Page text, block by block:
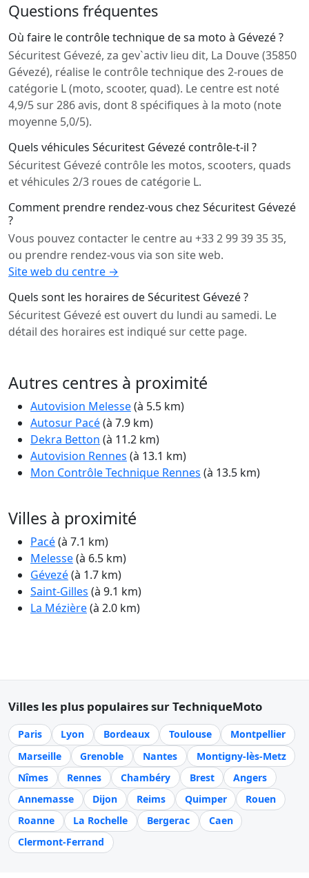
Questions fréquentes
Où faire le contrôle technique de sa moto à Gévezé ?
Sécuritest Gévezé, za gev`activ lieu dit, La Douve (35850
Gévezé), réalise le contrôle technique des 2-roues de
catégorie L (moto, scooter, quad). Le centre est noté
4,9/5 sur 286 avis, dont 8 spécifiques à la moto (note
moyenne 5,0/5).
Quels véhicules Sécuritest Gévezé contrôle-t-il ?
Sécuritest Gévezé contrôle les motos, scooters, quads
et véhicules 2/3 roues de catégorie L.
Comment prendre rendez-vous chez Sécuritest Gévezé
?
Vous pouvez contacter le centre au +33 2 99 39 35 35,
ou prendre rendez-vous via son site web.
Site web du centre →
Quels sont les horaires de Sécuritest Gévezé ?
Sécuritest Gévezé est ouvert du lundi au samedi. Le
détail des horaires est indiqué sur cette page.
Autres centres à proximité
Autovision Melesse(à 5.5 km)
Autosur Pacé(à 7.9 km)
Dekra Betton (à 11.2 km)
Autovision Rennes (à 13.1 km)
Mon Contrôle Technique Rennes (à 13.5 km)
Villes à proximité
Pacé(à 7.1 km)
Melesse(à 6.5 km)
Gévezé(à 1.7 km)
Saint-Gilles (à 9.1 km)
La Mézière(à 2.0 km)
Villes les plus populaires sur TechniqueMoto
Paris Lyon Bordeaux Toulouse
Montpellier
Marseille
Grenoble Nantes
Montigny-lès-Metz
Nîmes
Rennes Chambéry Brest
Angers
Annemasse
Dijon Reims Quimper
Rouen
Roanne
La Rochelle Bergerac
Caen
Clermont-Ferrand